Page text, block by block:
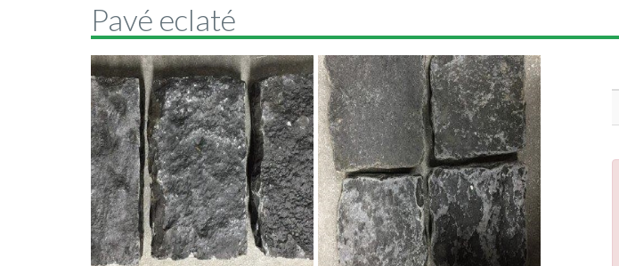
Pavé eclaté